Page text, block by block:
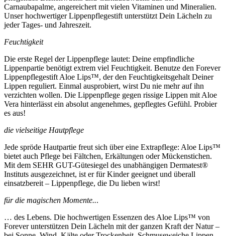
Carnaubapalme, angereichert mit vielen Vitaminen und Mineralien.
Unser hochwertiger Lippenpflegestift unterstützt Dein Lächeln zu
jeder Tages- und Jahreszeit.
Feuchtigkeit
Die erste Regel der Lippenpflege lautet: Deine empfindliche
Lippenpartie benötigt extrem viel Feuchtigkeit. Benutze den Forever
Lippenpflegestift Aloe Lips™, der den Feuchtigkeitsgehalt Deiner
Lippen reguliert. Einmal ausprobiert, wirst Du nie mehr auf ihn
verzichten wollen. Die Lippenpflege gegen rissige Lippen mit Aloe
Vera hinterlässt ein absolut angenehmes, gepflegtes Gefühl. Probier
es aus!
die vielseitige Hautpflege
Jede spröde Hautpartie freut sich über eine Extrapflege: Aloe Lips™
bietet auch Pflege bei Fältchen, Erkältungen oder Mückenstichen.
Mit dem SEHR GUT-Gütesiegel des unabhängigen Dermatest®
Instituts ausgezeichnet, ist er für Kinder geeignet und überall
einsatzbereit – Lippenpflege, die Du lieben wirst!
für die magischen Momente...
… des Lebens. Die hochwertigen Essenzen des Aloe Lips™ von
Forever unterstützen Dein Lächeln mit der ganzen Kraft der Natur –